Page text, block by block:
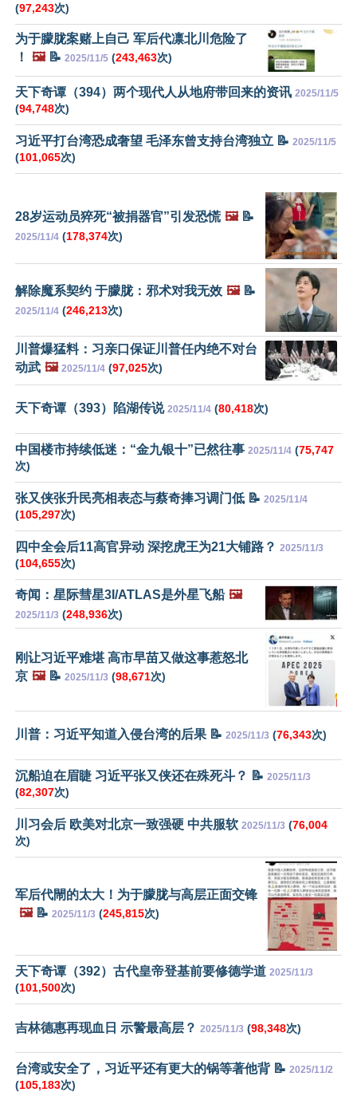
(97,243次)
为于朦胧案赌上自己 军后代凛北川危险了
！
🖼️📝 2025/11/5 (243,463次)
天下奇谭（394）两个现代人从地府带回来的资讯 2025/11/5
(94,748次)
习近平打台湾恐成奢望 毛泽东曾支持台湾独立 📝 2025/11/5
(101,065次)
28岁运动员猝死“被捐器官”引发恐慌 🖼️📝
2025/11/4 (178,374次)
解除魔系契约 于朦胧：邪术对我无效 🖼️📝
2025/11/4 (246,213次)
川普爆猛料：习亲口保证川普任内绝不对台
动武 🖼️ 2025/11/4 (97,025次)
天下奇谭（393）陷湖传说 2025/11/4 (80,418次)
中国楼市持续低迷：“金九银十”已然往事 2025/11/4 (75,747
次)
张又侠张升民亮相表态与蔡奇捧习调门低 📝 2025/11/4
(105,297次)
四中全会后11高官异动 深挖虎王为21大铺路？ 2025/11/3
(104,655次)
奇闻：星际彗星3I/ATLAS是外星飞船 🖼️
2025/11/3 (248,936次)
刚让习近平难堪 高市早苗又做这事惹怒北
京 🖼️📝 2025/11/3 (98,671次)
川普：习近平知道入侵台湾的后果 📝 2025/11/3 (76,343次)
沉船迫在眉睫 习近平张又侠还在殊死斗？ 📝 2025/11/3
(82,307次)
川习会后 欧美对北京一致强硬 中共服软 2025/11/3 (76,004
次)
军后代閙的太大！为于朦胧与高层正面交锋
🖼️📝 2025/11/3 (245,815次)
天下奇谭（392）古代皇帝登基前要修德学道 2025/11/3
(101,500次)
吉林德惠再现血日 示警最高层？ 2025/11/3 (98,348次)
台湾或安全了，习近平还有更大的锅等著他背 📝 2025/11/2
(105,183次)